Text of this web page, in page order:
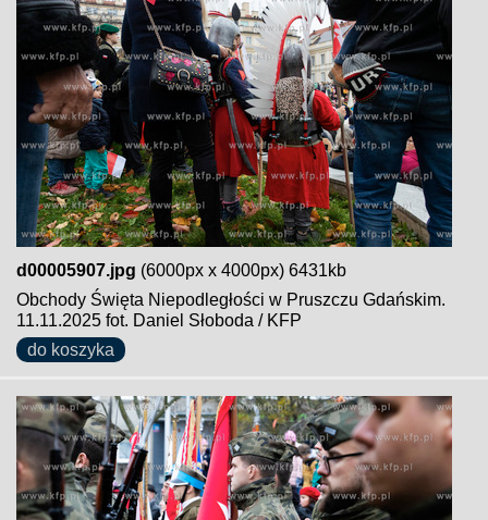
d00005907.jpg (6000px x 4000px) 6431kb
Obchody Święta Niepodległości w Pruszczu Gdańskim.
11.11.2025 fot. Daniel Słoboda / KFP
do koszyka